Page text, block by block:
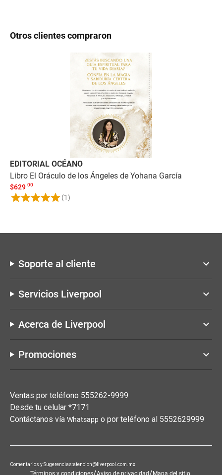
Otros clientes compraron
EDITORIAL OCÉANO
Libro El Oráculo de los Ángeles de Yohana García
$629 00
(1)
Soporte al cliente keyboard_arrow_down
Servicios Liverpool keyboard_arrow_down
Acerca de Liverpool keyboard_arrow_down
Promociones keyboard_arrow_down
Ventas por teléfono 555262-9999
Desde tu celular *7171
Contáctanos vía Whatsapp o por teléfono al 5552629999
Comentarios y Sugerencias:atencion@liverpool.com.mx
Términos y condiciones Aviso de privacidad Mapa del sitio.